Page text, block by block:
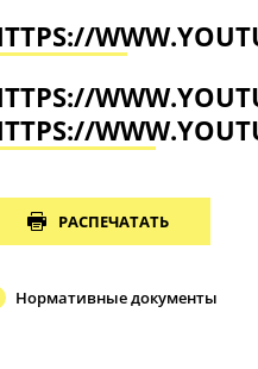
РАСПЕЧАТАТЬ
Нормативные документы